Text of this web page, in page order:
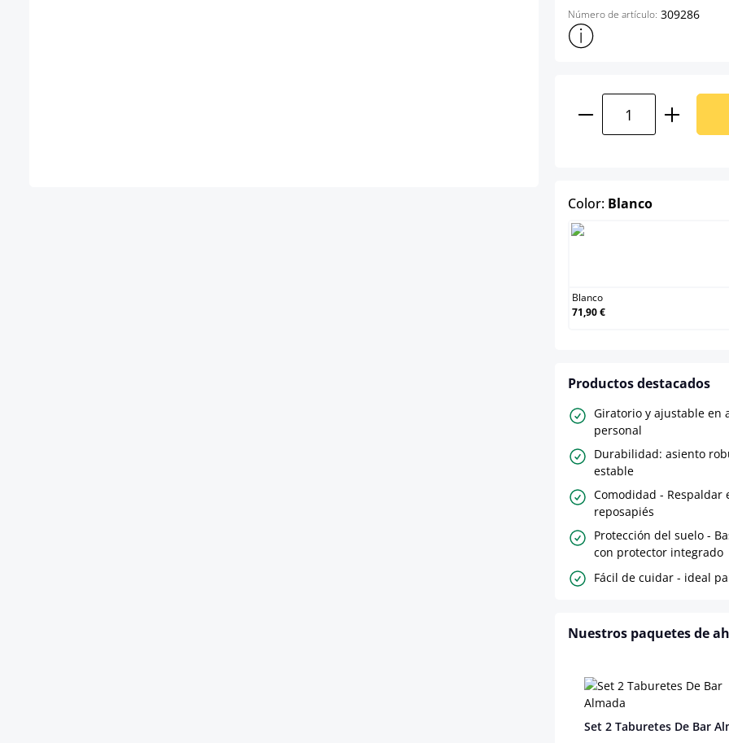
Número de artículo: 309286
Mostrar más información
Cantidad del
Color: Blancoselect
Blanco
71,90 €
Productos destacados
Giratorio y ajustable en
personal
Durabilidad: asiento
estable
Comodidad - Respaldar
reposapiés
Protección del suelo -
con protector integrado
Fácil de cuidar - ideal
Nuestros paquetes de
Set 2 Taburetes De Bar